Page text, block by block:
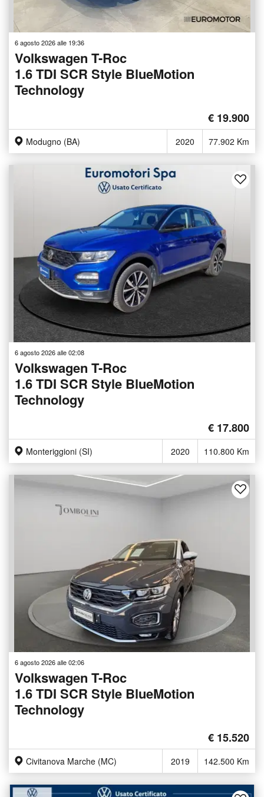
6 agosto 2026 alle 19:36
Volkswagen T-Roc
1.6 TDI SCR Style BlueMotion
Technology
€ 19.900
Modugno (BA) 2020 77.902 Km
6 agosto 2026 alle 02:08
Volkswagen T-Roc
1.6 TDI SCR Style BlueMotion
Technology
€ 17.800
Monteriggioni (SI) 2020 110.800 Km
6 agosto 2026 alle 02:06
Volkswagen T-Roc
1.6 TDI SCR Style BlueMotion
Technology
€ 15.520
Civitanova Marche (MC) 2019 142.500 Km